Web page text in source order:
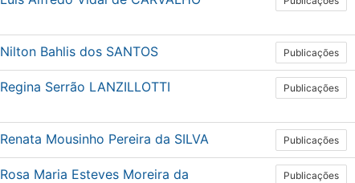
Nilton Bahlis dos SANTOS Publicações
Regina Serrão LANZILLOTTI Publicações
Renata Mousinho Pereira da SILVA Publicações
Rosa Maria Esteves Moreira da
Publicações